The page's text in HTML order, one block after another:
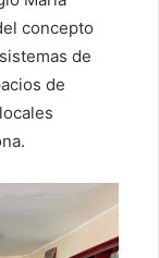
concepto
de
de